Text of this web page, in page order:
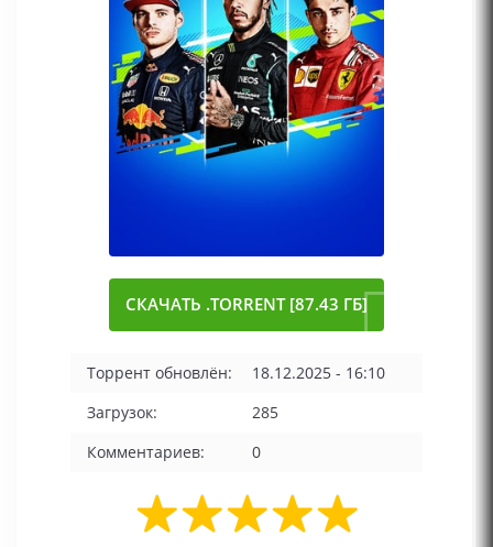
СКАЧАТЬ .TORRENT [87.43 ГБ]
Торрент обновлён:
18.12.2025 - 16:10
Загрузок:
285
Комментариев:
0